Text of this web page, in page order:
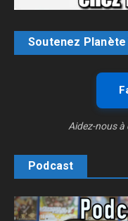
Soutenez Planète
Aidez-nous à
Podcast